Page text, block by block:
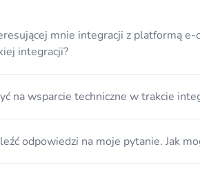
mnie integracji z platformą e-
integracji?
na wsparcie techniczne w trakcie
odpowiedzi na moje pytanie. Jak